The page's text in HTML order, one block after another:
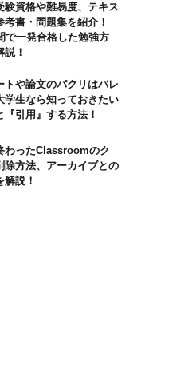
験資格や難易度、テキス
考書・問題集を紹介！
で一発合格した勉強方
説！
トや論文のパクリはバレ
学生なら知っておきたい
『引用』する方法！
わったClassroomのク
除方法、アーカイブとの
解説！